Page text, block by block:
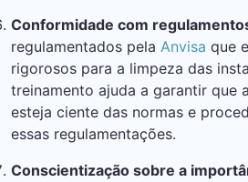
Conformidade com
regulamentados pela Anvisa que
rigorosos para a limpeza das
treinamento ajuda a garantir que
esteja ciente das normas e
essas regulamentações.
Conscientização sobre a